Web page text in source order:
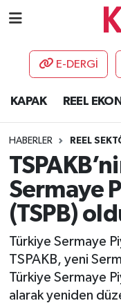
E-DERGİ
KAPAK REEL
HABERLER REEL
Sermaye
(TSPB)
Türkiye Sermaye
TSPAKB, yeni
Türkiye Sermaye
alarak yeniden
AKADEMİ
DESTEK-
ETKİNLİK
GÜNCEL
HABERLER
KAPAK
OSB